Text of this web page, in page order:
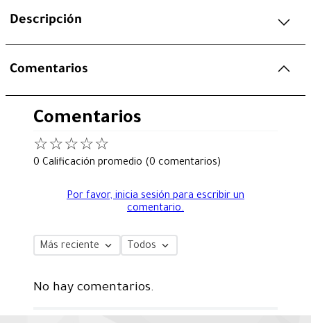
Descripción
Comentarios
Comentarios
☆☆☆☆☆
0 Calificación promedio (0 comentarios)
Por favor, inicia sesión para escribir un
comentario.
Más reciente Todos
No hay comentarios.